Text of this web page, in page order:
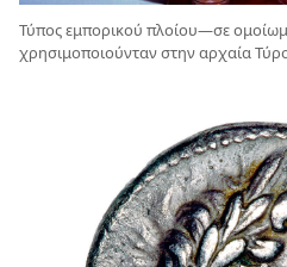
Τύπος εμπορικού πλοίου—σε
χρησιμοποιούνταν στην αρχαία